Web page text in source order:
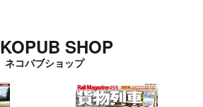
SHOP
ネコパブショップ